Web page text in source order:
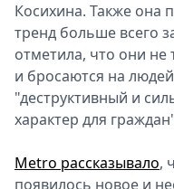
Косихина. Также она
тренд больше всего
отметила, что они не
и бросаются на
"деструктивный и
характер для
Metro рассказывало,
появилось новое и